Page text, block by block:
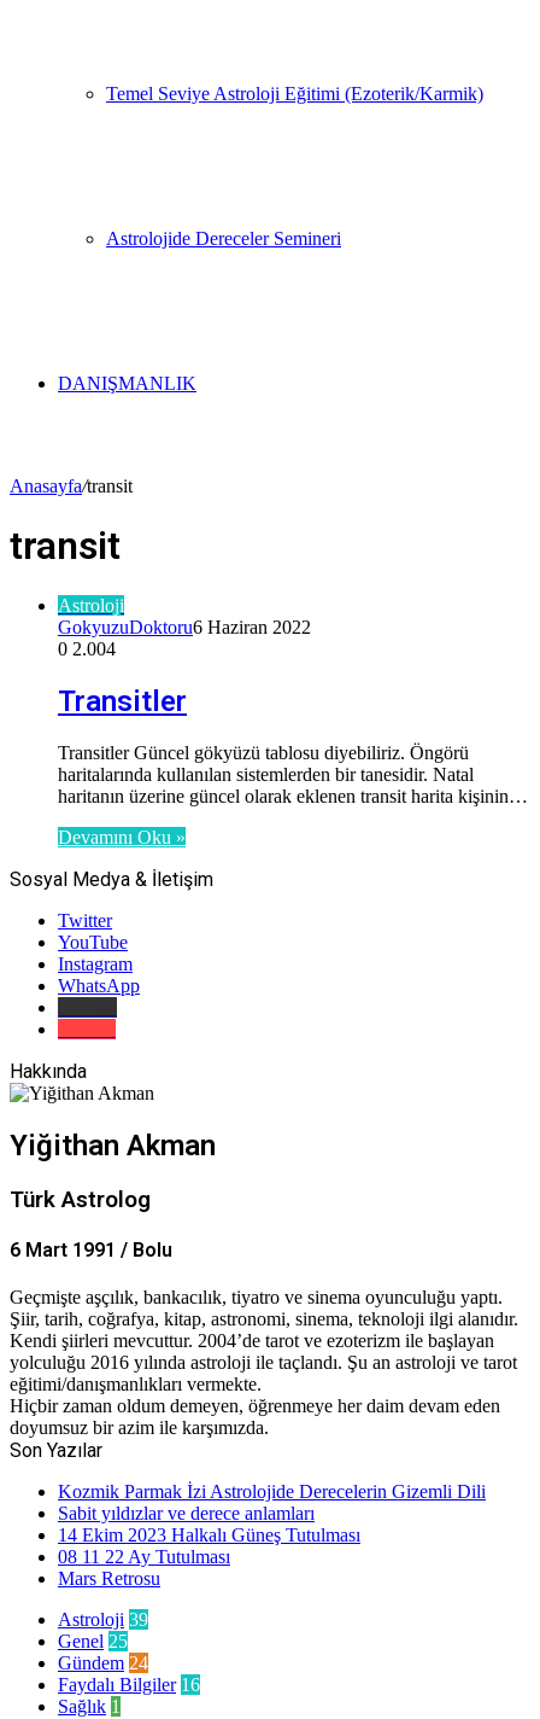
Temel Seviye Astroloji Eğitimi (Ezoterik/Karmik)
Astrolojide Dereceler Semineri
DANIŞMANLIK
Anasayfa/transit
transit
Astroloji
GokyuzuDoktoru6 Haziran 2022
0 2.004
Transitler
Transitler Güncel gökyüzü tablosu diyebiliriz. Öngörü
haritalarında kullanılan sistemlerden bir tanesidir. Natal
haritanın üzerine güncel olarak eklenen transit harita kişinin…
Devamını Oku »
Sosyal Medya & İletişim
Twitter
YouTube
Instagram
WhatsApp
Hakkında
Yiğithan Akman
Türk Astrolog
6 Mart 1991 / Bolu
Geçmişte aşçılık, bankacılık, tiyatro ve sinema oyunculuğu yaptı.
Şiir, tarih, coğrafya, kitap, astronomi, sinema, teknoloji ilgi alanıdır.
Kendi şiirleri mevcuttur. 2004’de tarot ve ezoterizm ile başlayan
yolculuğu 2016 yılında astroloji ile taçlandı. Şu an astroloji ve tarot
eğitimi/danışmanlıkları vermekte.
Hiçbir zaman oldum demeyen, öğrenmeye her daim devam eden
doyumsuz bir azim ile karşımızda.
Son Yazılar
Kozmik Parmak İzi Astrolojide Derecelerin Gizemli Dili
Sabit yıldızlar ve derece anlamları
14 Ekim 2023 Halkalı Güneş Tutulması
08 11 22 Ay Tutulması
Mars Retrosu
Astroloji 39
Genel 25
Gündem 24
Faydalı Bilgiler 16
Sağlık 1